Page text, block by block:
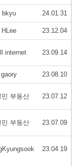
bkyu 24.01.31
HLee 23.12.04
internet 23.09.14
gaory 23.08.10
민 부동산 23.07.12
민 부동산 23.07.09
23.04.19